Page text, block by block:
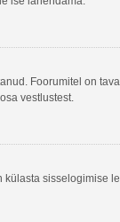
Foorumitel on
vestlustest.
sisselogimise